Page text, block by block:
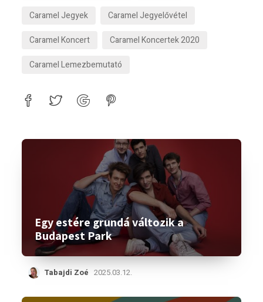
Caramel Jegyek
Caramel Jegyelővétel
Caramel Koncert
Caramel Koncertek 2020
Caramel Lemezbemutató
Egy estére grundá változik a
Budapest Park
Tabajdi Zoé 2025.03.12.